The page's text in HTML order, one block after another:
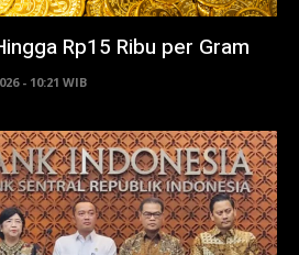
Rp15 Ribu per Gram
- 10:21 WIB